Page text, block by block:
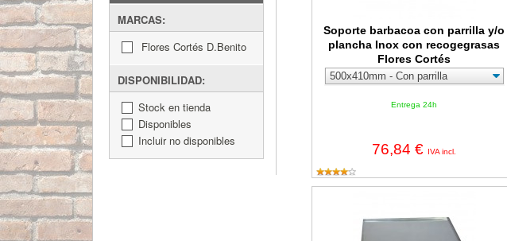
MARCAS:
Flores Cortés D.Benito
DISPONIBILIDAD:
Stock en tienda
Disponibles
Incluir no disponibles
Soporte barbacoa con parrilla y/o
plancha Inox con recogegrasas
Flores Cortés
Entrega 24h
76,84 € IVA incl.